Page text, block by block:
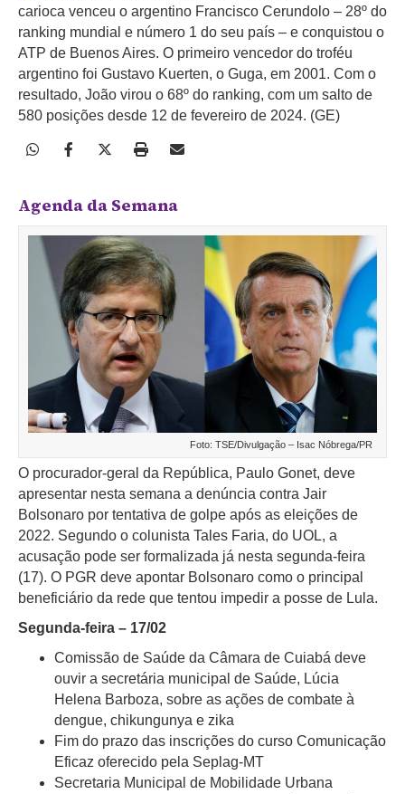
carioca venceu o argentino Francisco Cerundolo – 28º do
ranking mundial e número 1 do seu país – e conquistou o
ATP de Buenos Aires. O primeiro vencedor do troféu
argentino foi Gustavo Kuerten, o Guga, em 2001. Com o
resultado, João virou o 68º do ranking, com um salto de
580 posições desde 12 de fevereiro de 2024. (GE)
Agenda da Semana
Foto: TSE/Divulgação – Isac Nóbrega/PR
O procurador-geral da República, Paulo Gonet, deve
apresentar nesta semana a denúncia contra Jair
Bolsonaro por tentativa de golpe após as eleições de
2022. Segundo o colunista Tales Faria, do UOL, a
acusação pode ser formalizada já nesta segunda-feira
(17). O PGR deve apontar Bolsonaro como o principal
beneficiário da rede que tentou impedir a posse de Lula.
Segunda-feira – 17/02
Comissão de Saúde da Câmara de Cuiabá deve
ouvir a secretária municipal de Saúde, Lúcia
Helena Barboza, sobre as ações de combate à
dengue, chikungunya e zika
Fim do prazo das inscrições do curso Comunicação
Eficaz oferecido pela Seplag-MT
Secretaria Municipal de Mobilidade Urbana